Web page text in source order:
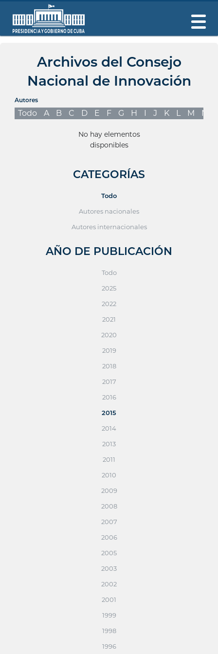
Archivos del Consejo
Nacional de Innovación
Autores
Todo A B C D E F G H I J K L M N
No hay elementos
disponibles
CATEGORÍAS
Todo
Autores nacionales
Autores internacionales
AÑO DE PUBLICACIÓN
Todo
2025
2022
2021
2020
2019
2018
2017
2016
2015
2014
2013
2011
2010
2009
2008
2007
2006
2005
2003
2002
2001
1999
1998
1996